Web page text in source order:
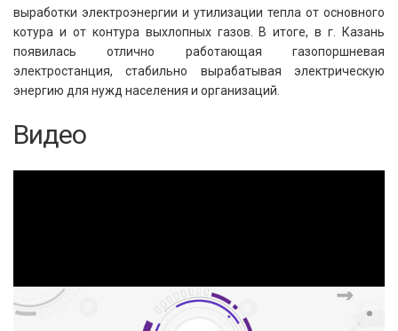
выработки электроэнергии и утилизации тепла от основного
котура и от контура выхлопных газов. В итоге, в г. Казань
появилась отлично работающая газопоршневая
электростанция, стабильно вырабатывая электрическую
энергию для нужд населения и организаций.
Видео